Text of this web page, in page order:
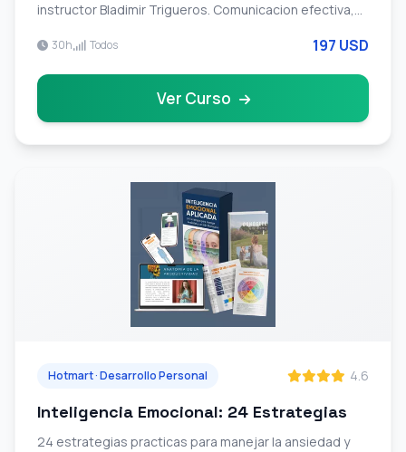
instructor Bladimir Trigueros. Comunicacion efectiva,
recodificacion mental.
30h Todos 197 USD
Ver Curso
Hotmart · Desarrollo Personal 4.6
Inteligencia Emocional: 24 Estrategias
24 estrategias practicas para manejar la ansiedad y